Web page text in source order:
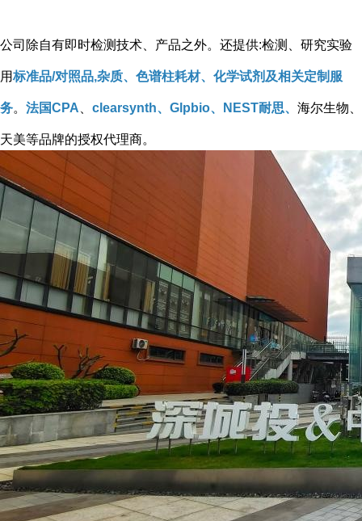
公司除自有即时检测技术、产品之外。还提供:检测、研究实验
用标准品/对照品,杂质、色谱柱耗材、化学试剂及相关定制服
务。 法国CPA clearsynth、Glpbio、NEST耐思、 海尔生物、
天美等品牌的授权代理商。